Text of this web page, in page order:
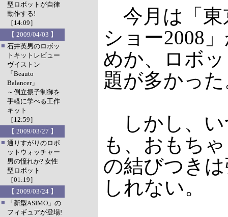
型ロボットが自律
動作する!
［14:09］
【 2009/04/03 】
■ 石井英男のロボッ
トキットレビュー
ヴイストン
「Beauto
Balancer」
～倒立振子制御を
手軽に学べる工作
キット
［12:59］
【 2009/03/27 】
■ 通りすがりのロボ
ットウォッチャー
男の憧れか? 女性
型ロボット
［01:19］
【 2009/03/24 】
■
「新型ASIMO」の
フィギュアが登場!
今月は「東
ショー2008
めか、ロボ
題が多かっ
しかし、い
も、おもち
の結びつき
しれない。